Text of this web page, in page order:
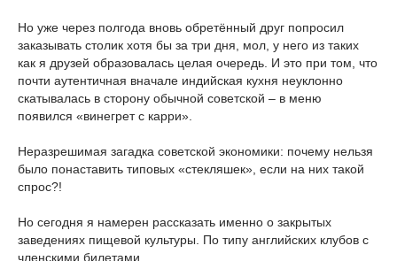
Но уже через полгода вновь обретённый друг попросил
заказывать столик хотя бы за три дня, мол, у него из таких
как я друзей образовалась целая очередь. И это при том, что
почти аутентичная вначале индийская кухня неуклонно
скатывалась в сторону обычной советской – в меню
появился «винегрет с карри».
Неразрешимая загадка советской экономики: почему нельзя
было понаставить типовых «стекляшек», если на них такой
спрос?!
Но сегодня я намерен рассказать именно о закрытых
заведениях пищевой культуры. По типу английских клубов с
членскими билетами.